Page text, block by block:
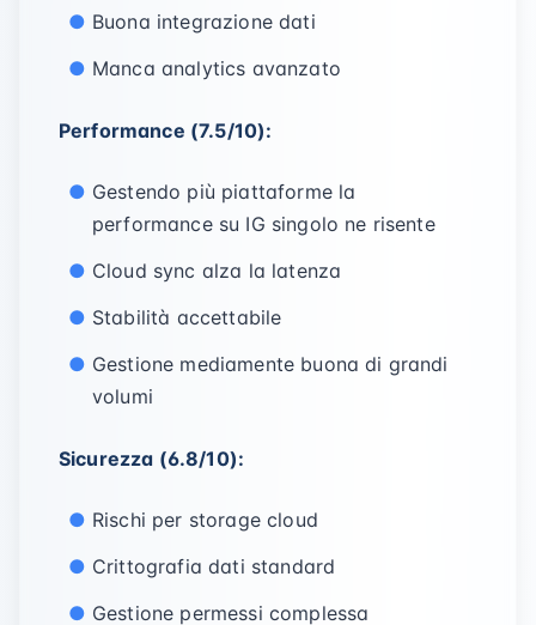
Buona integrazione dati
Manca analytics avanzato
Performance (7.5/10):
Gestendo più piattaforme la
performance su IG singolo ne risente
Cloud sync alza la latenza
Stabilità accettabile
Gestione mediamente buona di grandi
volumi
Sicurezza (6.8/10):
Rischi per storage cloud
Crittografia dati standard
Gestione permessi complessa